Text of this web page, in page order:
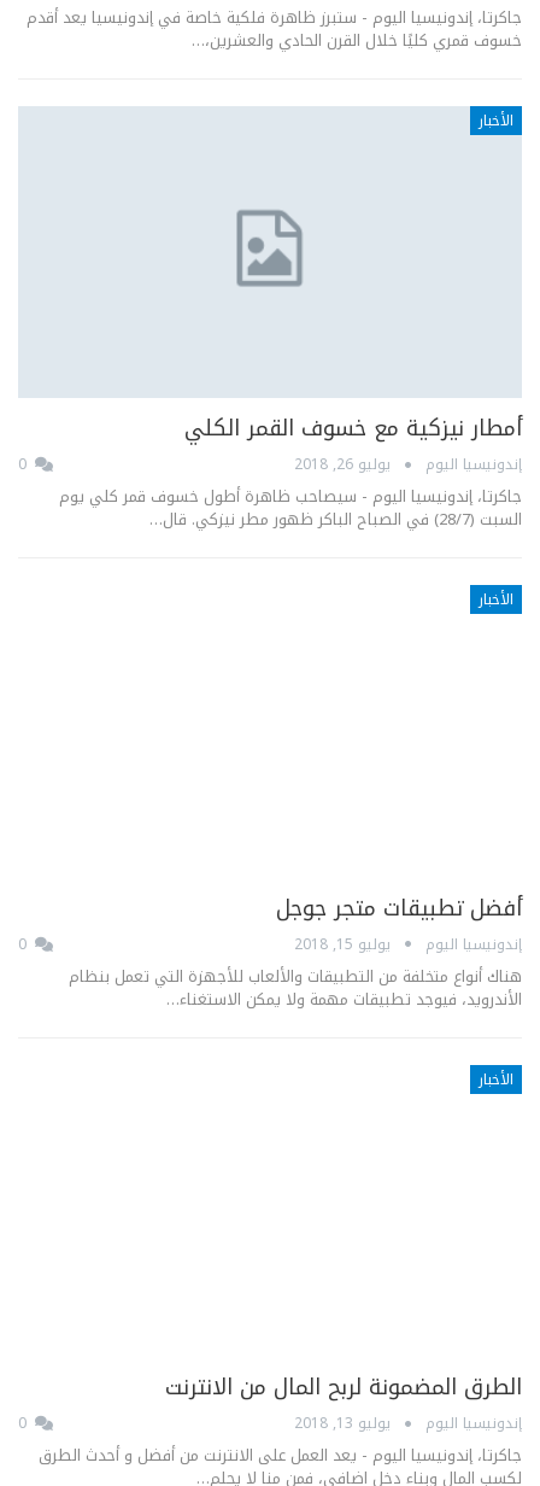
جاكرتا، إندونيسيا اليوم - ستبرز ظاهرة فلكية خاصة في إندونيسيا يعد أقدم
خسوف قمري كليًا خلال القرن الحادي والعشرين،…
الأخبار
أمطار نيزكية مع خسوف القمر الكلي
إندونيسيا اليوم يوليو 26, 2018
جاكرتا، إندونيسيا اليوم - سيصاحب ظاهرة أطول خسوف قمر كلي يوم
السبت (28/7) في الصباح الباكر ظهور مطر نيزكي. قال…
الأخبار
أفضل تطبيقات متجر جوجل
إندونيسيا اليوم يوليو 15, 2018
هناك أنواع متخلفة من التطبيقات والألعاب للأجهزة التي تعمل بنظام
الأندرويد، فيوجد تطبيقات مهمة ولا يمكن الاستغناء…
الأخبار
الطرق المضمونة لربح المال من الانترنت
إندونيسيا اليوم يوليو 13, 2018
جاكرتا، إندونيسيا اليوم - يعد العمل على الانترنت من أفضل و أحدث الطرق
لكسب المال وبناء دخل اضافي، فمن منا لا يحلم…